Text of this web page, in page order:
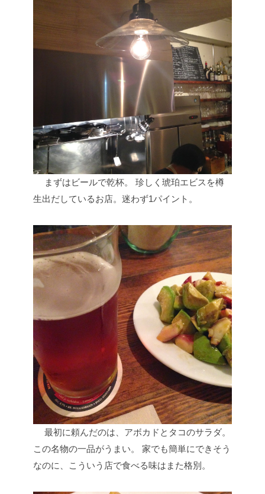
まずはビールで乾杯。
珍しく琥珀エビスを樽
生出だしているお店。迷わず1パイント。
最初に頼んだのは、アボカドとタコのサラダ。
この名物の一品がうまい。
家でも簡単にできそう
なのに、こういう店で食べる味はまた格別。